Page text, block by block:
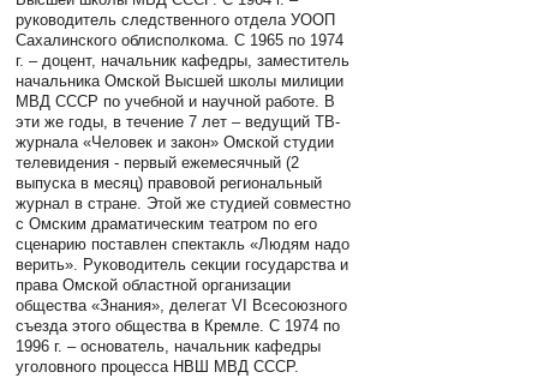
руководитель следственного отдела УООП
Сахалинского облисполкома. С 1965 по 1974
г. – доцент, начальник кафедры, заместитель
начальника Омской Высшей школы милиции
МВД СССР по учебной и научной работе. В
эти же годы, в течение 7 лет – ведущий ТВ-
журнала «Человек и закон» Омской студии
телевидения - первый ежемесячный (2
выпуска в месяц) правовой региональный
журнал в стране. Этой же студией совместно
с Омским драматическим театром по его
сценарию поставлен спектакль «Людям надо
верить». Руководитель секции государства и
права Омской областной организации
общества «Знания», делегат VI Всесоюзного
съезда этого общества в Кремле. С 1974 по
1996 г. – основатель, начальник кафедры
уголовного процесса НВШ МВД СССР.